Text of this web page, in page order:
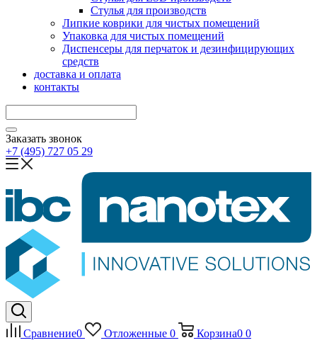
Стулья для производств
Липкие коврики для чистых помещений
Упаковка для чистых помещений
Диспенсеры для перчаток и дезинфицирующих
средств
доставка и оплата
контакты
Заказать звонок
+7 (495) 727 05 29
Сравнение0 Отложенные 0 Корзина0 0